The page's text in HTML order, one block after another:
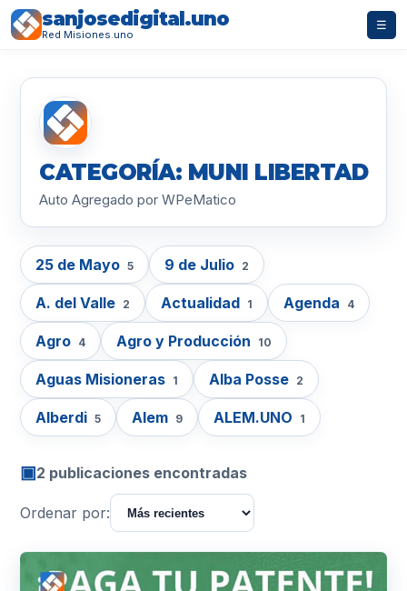
sanjosedigital.uno
Red Misiones.uno
☰
CATEGORÍA: MUNI LIBERTAD
Auto Agregado por WPeMatico
25 de Mayo 5 9 de Julio 2
A. del Valle 2 Actualidad 1 Agenda 4
Agro 4 Agro y Producción 10
Aguas Misioneras 1 Alba Posse 2
Alberdi 5 Alem 9 ALEM.UNO 1
▣2 publicaciones encontradas
Ordenar por: